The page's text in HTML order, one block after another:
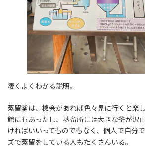
凄くよくわかる説明。
蒸留釜は、機会があれば色々見に行くと楽
館にもあったし、蒸留所には大きな釜が沢
ければいいってものでもなく、個人で自分
ズで蒸留をしている人もたくさんいる。